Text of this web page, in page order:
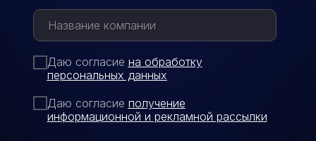
Даю согласие на обработку
персональных данных
Даю согласие получение
информационной и рекламной рассылки